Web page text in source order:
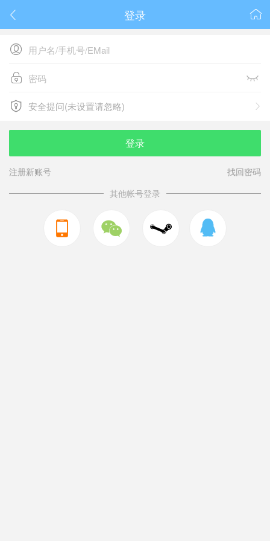
 
登录

 
 
安全提问(未设置请忽略)
安全提问(未设置请忽略)
登录
注册新账号
找回密码
其他帐号登录
  